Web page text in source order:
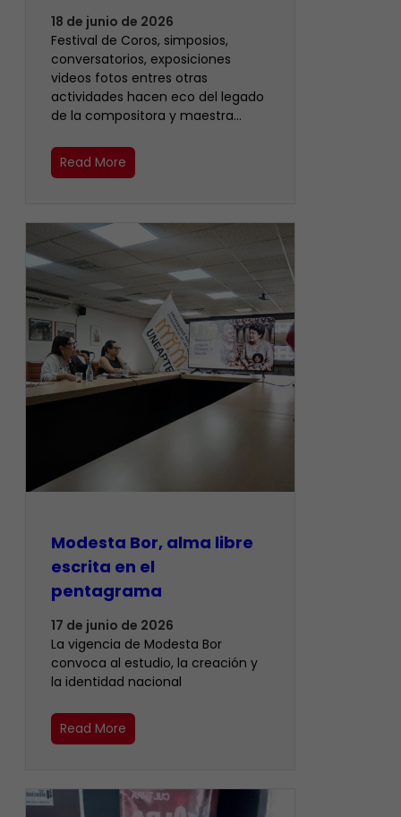
18 de junio de 2026
Festival de Coros, simposios,
conversatorios, exposiciones
videos fotos entres otras
actividades hacen eco del legado
de la compositora y maestra…
Read More
Modesta Bor, alma libre
escrita en el
pentagrama
17 de junio de 2026
La vigencia de Modesta Bor
convoca al estudio, la creación y
la identidad nacional
Read More